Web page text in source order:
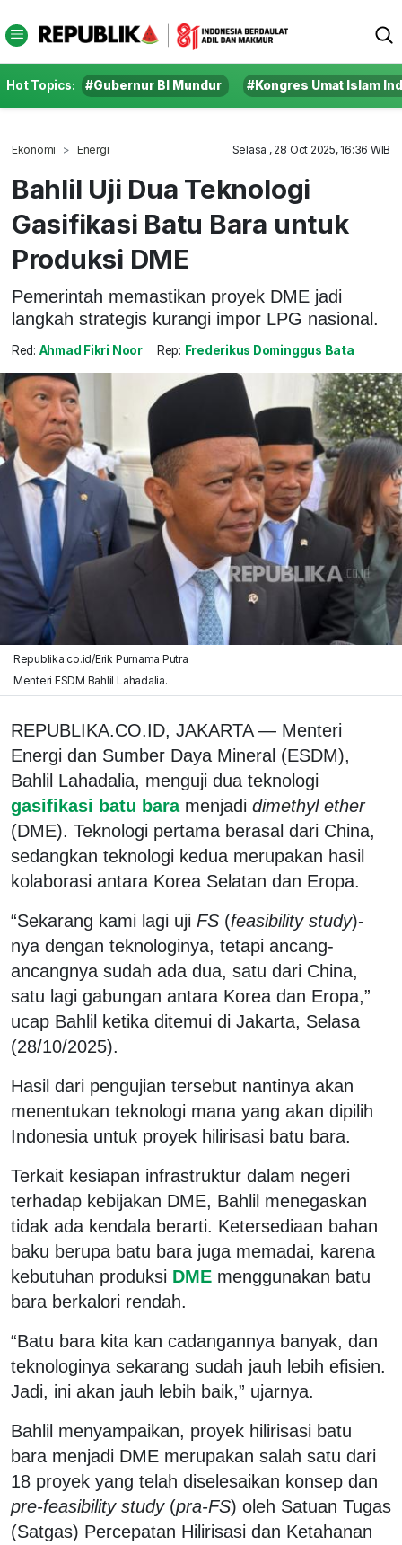
Hot Topics: #Gubernur BI Mundur #Kongres Umat Islam
Ekonomi Energi Selasa , 28 Oct 2025, 16:36 WIB
Bahlil Uji Dua Teknologi
Gasifikasi Batu Bara untuk
Produksi DME
Pemerintah memastikan proyek DME jadi
langkah strategis kurangi impor LPG nasional.
Red: Ahmad Fikri Noor Rep: Frederikus Dominggus Bata
Republika.co.id/Erik Purnama Putra
Menteri ESDM Bahlil Lahadalia.
REPUBLIKA.CO.ID, JAKARTA — Menteri
Energi dan Sumber Daya Mineral (ESDM),
Bahlil Lahadalia, menguji dua teknologi
gasifikasi batu bara menjadi dimethyl ether
(DME). Teknologi pertama berasal dari China,
sedangkan teknologi kedua merupakan hasil
kolaborasi antara Korea Selatan dan Eropa.
“Sekarang kami lagi uji FS (feasibility study)-
nya dengan teknologinya, tetapi ancang-
ancangnya sudah ada dua, satu dari China,
satu lagi gabungan antara Korea dan Eropa,”
ucap Bahlil ketika ditemui di Jakarta, Selasa
(28/10/2025).
Hasil dari pengujian tersebut nantinya akan
menentukan teknologi mana yang akan dipilih
Indonesia untuk proyek hilirisasi batu bara.
Terkait kesiapan infrastruktur dalam negeri
terhadap kebijakan DME, Bahlil menegaskan
tidak ada kendala berarti. Ketersediaan bahan
baku berupa batu bara juga memadai, karena
kebutuhan produksi DME menggunakan batu
bara berkalori rendah.
“Batu bara kita kan cadangannya banyak, dan
teknologinya sekarang sudah jauh lebih efisien.
Jadi, ini akan jauh lebih baik,” ujarnya.
Bahlil menyampaikan, proyek hilirisasi batu
bara menjadi DME merupakan salah satu dari
18 proyek yang telah diselesaikan konsep dan
pre-feasibility study(pra-FS) oleh Satuan Tugas
(Satgas) Percepatan Hilirisasi dan Ketahanan